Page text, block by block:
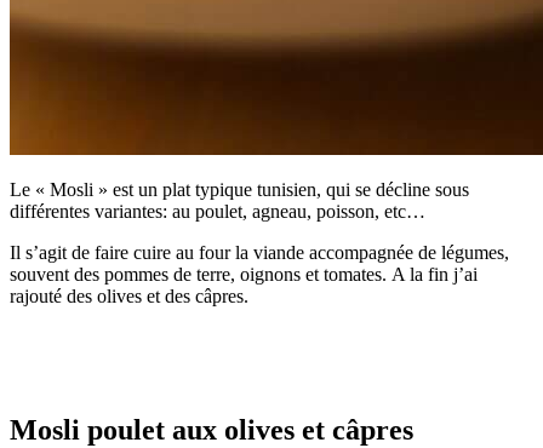
Le « Mosli » est un plat typique tunisien, qui se décline sous
différentes variantes: au poulet, agneau, poisson, etc…
Il s’agit de faire cuire au four la viande accompagnée de légumes,
souvent des pommes de terre, oignons et tomates. A la fin j’ai
rajouté des olives et des câpres.
Mosli poulet aux olives et câpres